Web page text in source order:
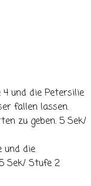
und die Petersilie
fallen lassen.
zu geben. 5 Sek/
und die
Sek/ Stufe 2